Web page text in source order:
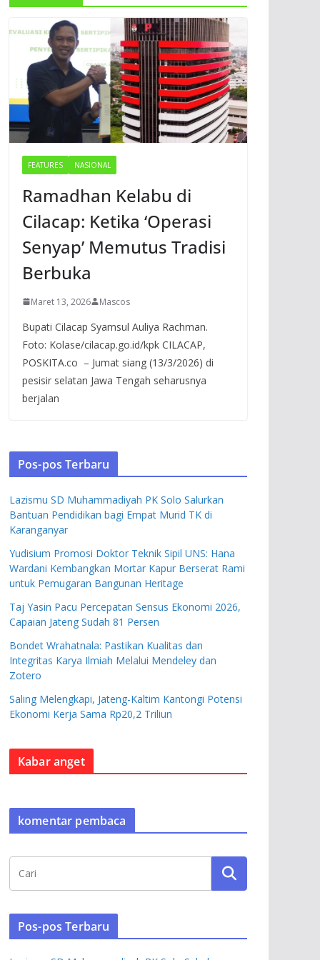
FEATURES NASIONAL
Ramadhan Kelabu di
Cilacap: Ketika ‘Operasi
Senyap’ Memutus Tradisi
Berbuka
Maret 13, 2026 Mascos
Bupati Cilacap Syamsul Auliya Rachman.
Foto: Kolase/cilacap.go.id/kpk CILACAP,
POSKITA.co – Jumat siang (13/3/2026) di
pesisir selatan Jawa Tengah seharusnya
berjalan
Pos-pos Terbaru
Lazismu SD Muhammadiyah PK Solo Salurkan
Bantuan Pendidikan bagi Empat Murid TK di
Karanganyar
Yudisium Promosi Doktor Teknik Sipil UNS: Hana
Wardani Kembangkan Mortar Kapur Berserat Rami
untuk Pemugaran Bangunan Heritage
Taj Yasin Pacu Percepatan Sensus Ekonomi 2026,
Capaian Jateng Sudah 81 Persen
Bondet Wrahatnala: Pastikan Kualitas dan
Integritas Karya Ilmiah Melalui Mendeley dan
Zotero
Saling Melengkapi, Jateng-Kaltim Kantongi Potensi
Ekonomi Kerja Sama Rp20,2 Triliun
Kabar anget
komentar pembaca
Pos-pos Terbaru